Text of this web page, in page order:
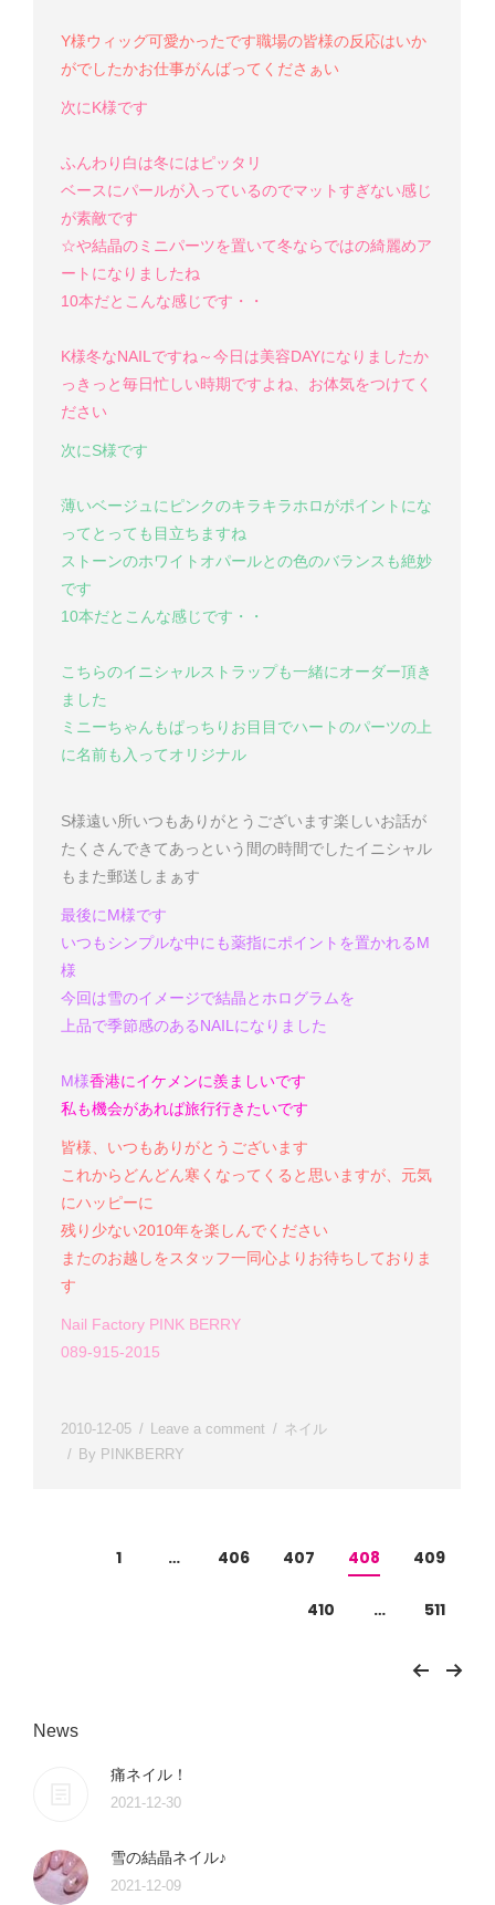
Y様ウィッグ可愛かったです職場の皆様の反応はいか
がでしたかお仕事がんばってくださぁい
次にK様です
ふんわり白は冬にはピッタリ
ベースにパールが入っているのでマットすぎない感じ
が素敵です
☆や結晶のミニパーツを置いて冬ならではの綺麗めア
ートになりましたね
10本だとこんな感じです・・
K様冬なNAILですね～今日は美容DAYになりましたか
っ きっと毎日忙しい時期ですよね、お体気をつけてく
ださい
次にS様です
薄いベージュにピンクのキラキラホロがポイントにな
ってとっても目立ちますね
ストーンのホワイトオパールとの色のバランスも絶妙
です
10本だとこんな感じです・・
こちらのイニシャルストラップも一緒にオーダー頂き
ました
ミニーちゃんもぱっちりお目目でハートのパーツの上
に名前も入ってオリジナル
S様遠い所いつもありがとうございます楽しいお話が
たくさんできてあっという間の時間でしたイニシャル
もまた郵送しまぁす
最後にM様です
いつもシンプルな中にも薬指にポイントを置かれるM
様
今回は雪のイメージで結晶とホログラムを
上品で季節感のあるNAILになりました
M様香港にイケメンに羨ましいです
私も機会があれば旅行行きたいです
皆様、いつもありがとうございます
これからどんどん寒くなってくると思いますが、元気
にハッピーに
残り少ない2010年を楽しんでください
またのお越しをスタッフ一同心よりお待ちしておりま
す
Nail Factory PINK BERRY
089-915-2015
2010-12-05 Leave a comment
ネイル
By PINKBERRY
1 … 406 407 408 409
410 … 511
News
痛ネイル！
2021-12-30
雪の結晶ネイル♪
2021-12-09